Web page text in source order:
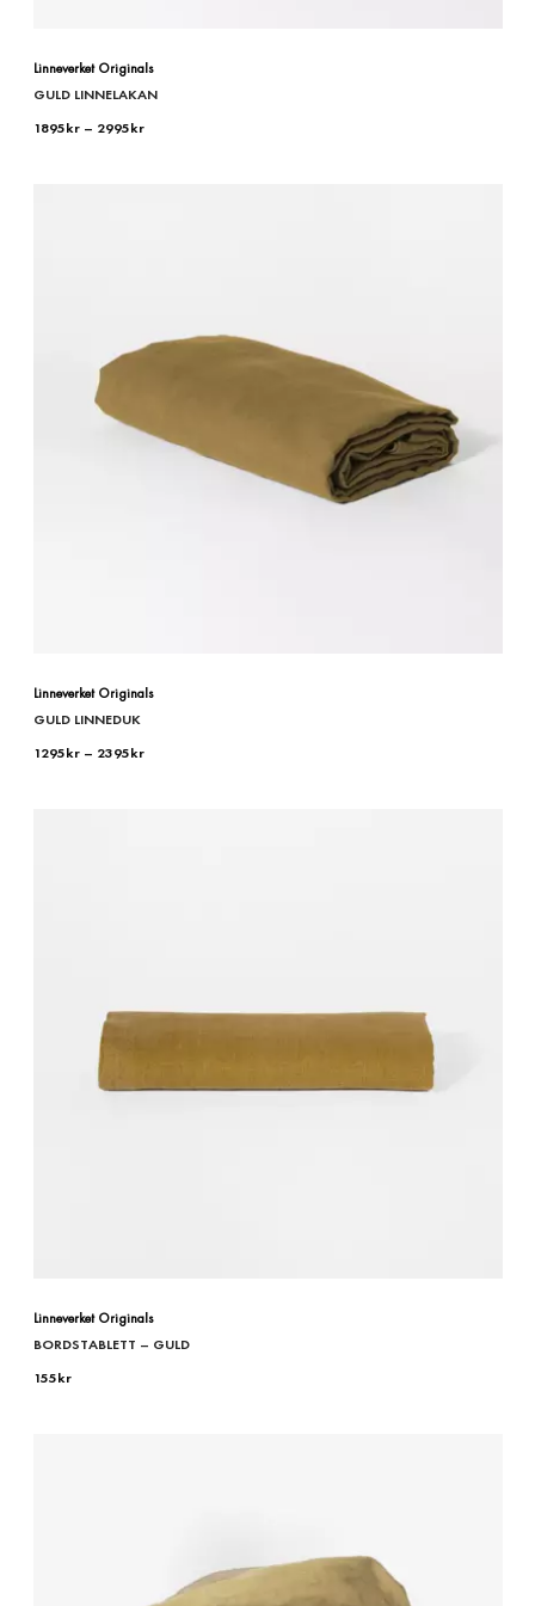
Linneverket Originals
GULD LINNELAKAN
1895kr– 2995kr
Linneverket Originals
GULD LINNEDUK
1295kr– 2395kr
Linneverket Originals
BORDSTABLETT – GULD
155kr